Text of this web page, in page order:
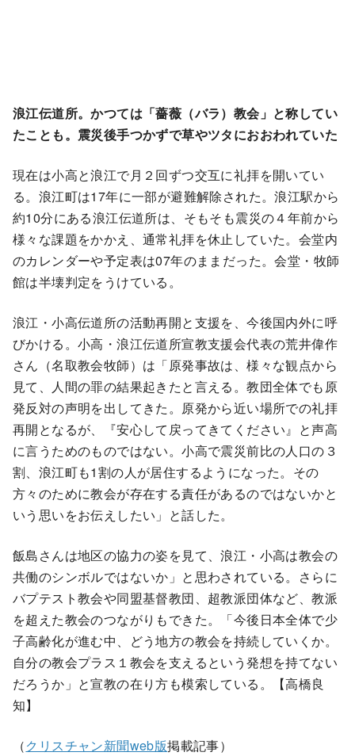
浪江伝道所。かつては「薔薇（バラ）教会」と称してい
たことも。震災後手つかずで草やツタにおおわれていた
現在は小高と浪江で月２回ずつ交互に礼拝を開いてい
る。浪江町は17年に一部が避難解除された。浪江駅から
約10分にある浪江伝道所は、そもそも震災の４年前から
様々な課題をかかえ、通常礼拝を休止していた。会堂内
のカレンダーや予定表は07年のままだった。会堂・牧師
館は半壊判定をうけている。
浪江・小高伝道所の活動再開と支援を、今後国内外に呼
びかける。小高・浪江伝道所宣教支援会代表の荒井偉作
さん（名取教会牧師）は「原発事故は、様々な観点から
見て、人間の罪の結果起きたと言える。教団全体でも原
発反対の声明を出してきた。原発から近い場所での礼拝
再開となるが、『安心して戻ってきてください』と声高
に言うためのものではない。小高で震災前比の人口の３
割、浪江町も1割の人が居住するようになった。その
方々のために教会が存在する責任があるのではないかと
いう思いをお伝えしたい」と話した。
飯島さんは地区の協力の姿を見て、浪江・小高は教会の
共働のシンボルではないか」と思わされている。さらに
バプテスト教会や同盟基督教団、超教派団体など、教派
を超えた教会のつながりもできた。「今後日本全体で少
子高齢化が進む中、どう地方の教会を持続していくか。
自分の教会プラス１教会を支えるという発想を持てない
だろうか」と宣教の在り方も模索している。【高橋良
知】
（クリスチャン新聞web版掲載記事）